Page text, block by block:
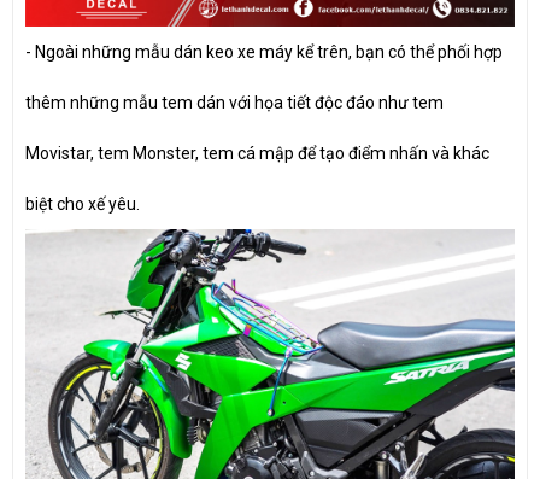
- Ngoài những mẫu dán keo xe máy kể trên, bạn có thể phối hợp
thêm những mẫu tem dán với họa tiết độc đáo như tem
Movistar, tem Monster, tem cá mập để tạo điểm nhấn và khác
biệt cho xế yêu.